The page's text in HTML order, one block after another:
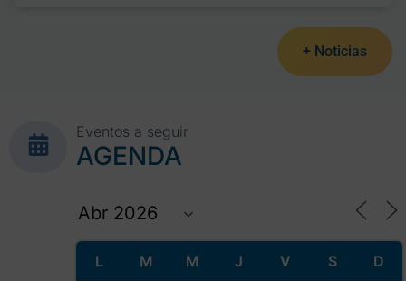
+ Noticias
Eventos a seguir
AGENDA
L M M J V S D